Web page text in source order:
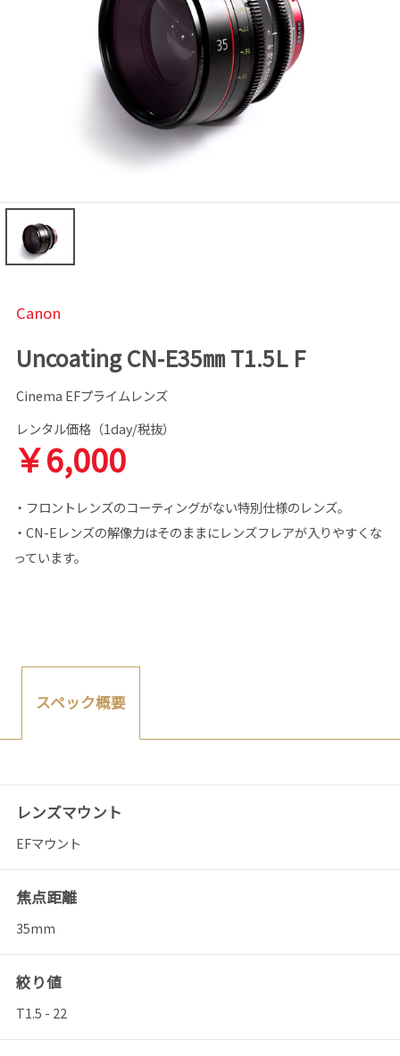
Canon
Uncoating CN-E35㎜ T1.5L F
Cinema EFプライムレンズ
レンタル価格（1day/税抜）
￥6,000
・フロントレンズのコーティングがない特別仕様のレンズ。
・CN-Eレンズの解像力はそのままにレンズフレアが入りやすくな
っています。
スペック概要
レンズマウント
EFマウント
焦点距離
35mm
絞り値
T1.5 - 22